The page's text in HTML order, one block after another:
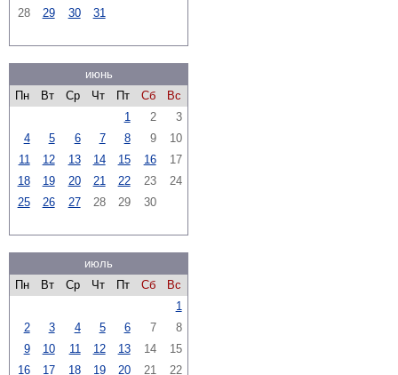
28
29 30 31
июнь
Пн
Вт Ср Чт Пт Сб
Вс
1
2
3
4
5 6 7 8 9
10
11
12 13 14 15 16
17
18
19 20 21 22 23
24
25
26 27 28 29 30
июль
Пн
Вт Ср Чт Пт Сб
Вс
1
2
3 4 5 6 7
8
9
10 11 12 13 14
15
16
17 18 19 20 21
22